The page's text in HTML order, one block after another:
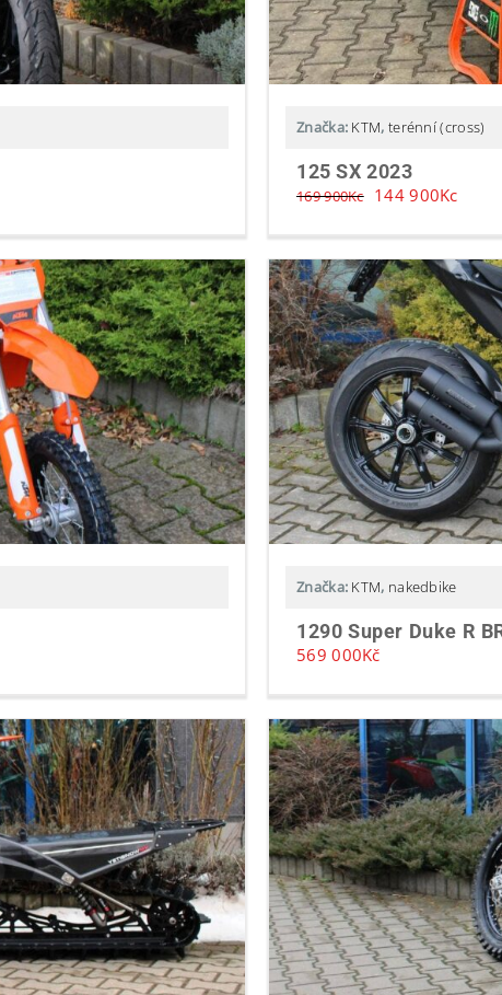
Značka: KTM, terénní (cross)
125 SX 2023
169 900Kc 144 900Kc
Značka: KTM, nakedbike
1290 Super Duke R
569 000Kč